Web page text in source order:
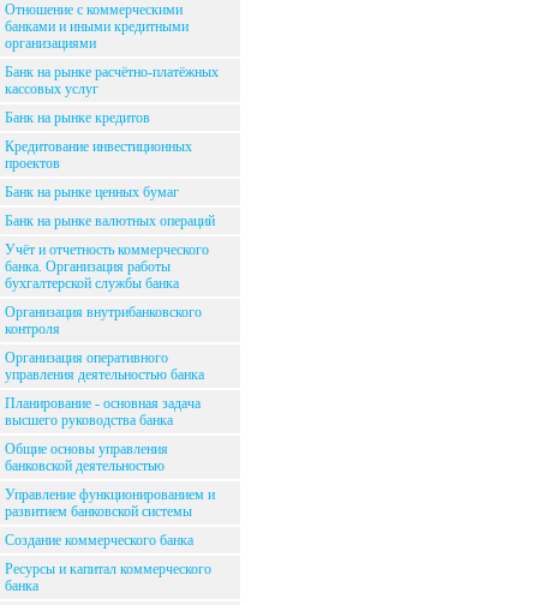
Отношение с коммерческими
банками и иными кредитными
организациями
Банк на рынке расчётно-платёжных
кассовых услуг
Банк на рынке кредитов
Кредитование инвестиционных
проектов
Банк на рынке ценных бумаг
Банк на рынке валютных операций
Учёт и отчетность коммерческого
банка. Организация работы
бухгалтерской службы банка
Организация внутрибанковского
контроля
Организация оперативного
управления деятельностью банка
Планирование - основная задача
высшего руководства банка
Общие основы управления
банковской деятельностью
Управление функционированием и
развитием банковской системы
Создание коммерческого банка
Ресурсы и капитал коммерческого
банка